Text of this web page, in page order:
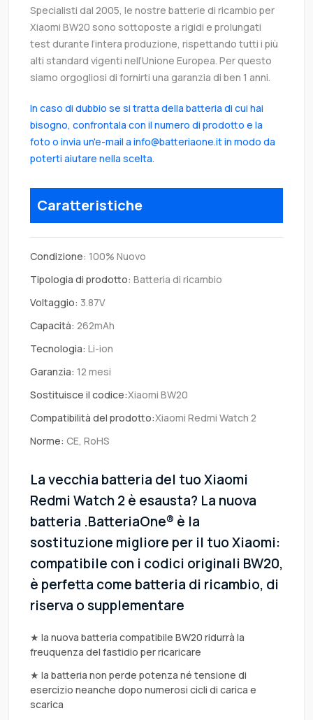
Specialisti dal 2005, le nostre batterie di ricambio per
Xiaomi BW20 sono sottoposte a rigidi e prolungati
test durante l’intera produzione, rispettando tutti i più
alti standard vigenti nell’Unione Europea. Per questo
siamo orgogliosi di fornirti una garanzia di ben 1 anni.
In caso di dubbio se si tratta della batteria di cui hai
bisogno, confrontala con il numero di prodotto e la
foto o invia un'e-mail a info@batteriaone.it in modo da
poterti aiutare nella scelta.
Caratteristiche
Condizione: 100% Nuovo
Tipologia di prodotto: Batteria di ricambio
Voltaggio: 3.87V
Capacità: 262mAh
Tecnologia: Li-ion
Garanzia: 12 mesi
Sostituisce il codice:Xiaomi BW20
Compatibilità del prodotto:Xiaomi Redmi Watch 2
Norme: CE, RoHS
La vecchia batteria del tuo Xiaomi
Redmi Watch 2 è esausta? La nuova
batteria .BatteriaOne® è la
sostituzione migliore per il tuo Xiaomi:
compatibile con i codici originali BW20,
è perfetta come batteria di ricambio, di
riserva o supplementare
★ la nuova batteria compatibile BW20 ridurrà la
freuquenza del fastidio per ricaricare
★ la batteria non perde potenza né tensione di
esercizio neanche dopo numerosi cicli di carica e
scarica